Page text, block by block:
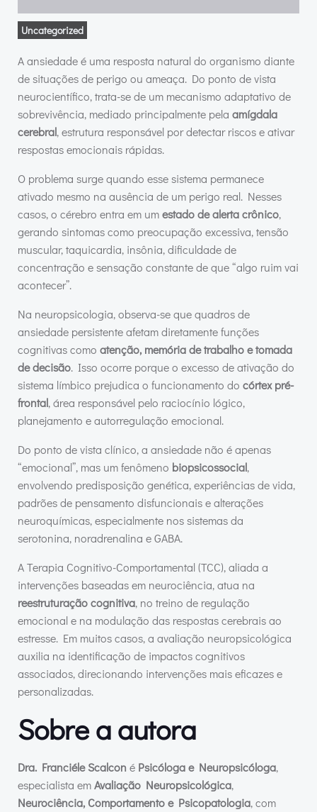
Uncategorized
A ansiedade é uma resposta natural do organismo diante
de situações de perigo ou ameaça. Do ponto de vista
neurocientífico, trata-se de um mecanismo adaptativo de
sobrevivência, mediado principalmente pela amígdala
cerebral, estrutura responsável por detectar riscos e ativar
respostas emocionais rápidas.
O problema surge quando esse sistema permanece
ativado mesmo na ausência de um perigo real. Nesses
casos, o cérebro entra em umestado de alerta crônico,
gerando sintomas como preocupação excessiva, tensão
muscular, taquicardia, insônia, dificuldade de
concentração e sensação constante de que “algo ruim vai
acontecer”.
Na neuropsicologia, observa-se que quadros de
ansiedade persistente afetam diretamente funções
cognitivas como atenção, memória de trabalho e tomada
de decisão. Isso ocorre porque o excesso de ativação do
sistema límbico prejudica o funcionamento do córtex pré-
frontal, área responsável pelo raciocínio lógico,
planejamento e autorregulação emocional.
Do ponto de vista clínico, a ansiedade não é apenas
“emocional”, mas um fenômeno biopsicossocial,
envolvendo predisposição genética, experiências de vida,
padrões de pensamento disfuncionais e alterações
neuroquímicas, especialmente nos sistemas da
serotonina, noradrenalina e GABA.
A Terapia Cognitivo-Comportamental (TCC), aliada a
intervenções baseadas em neurociência, atua na
reestruturação cognitiva, no treino de regulação
emocional e na modulação das respostas cerebrais ao
estresse. Em muitos casos, a avaliação neuropsicológica
auxilia na identificação de impactos cognitivos
associados, direcionando intervenções mais eficazes e
personalizadas.
Sobre a autora
Dra. Franciéle Scalcon é Psicóloga e Neuropsicóloga,
especialista emAvaliação Neuropsicológica,
Neurociência, Comportamento e Psicopatologia, com